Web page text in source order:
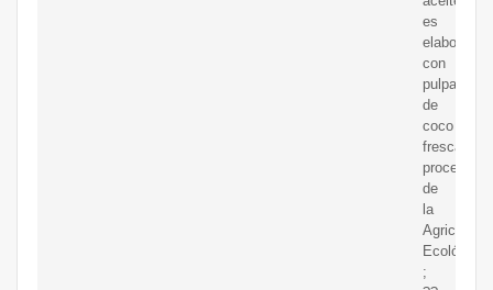
es
elaborado
con
pulpa
de
coco
fresca
procedente
de
la
Agricultura
Ecológica
;